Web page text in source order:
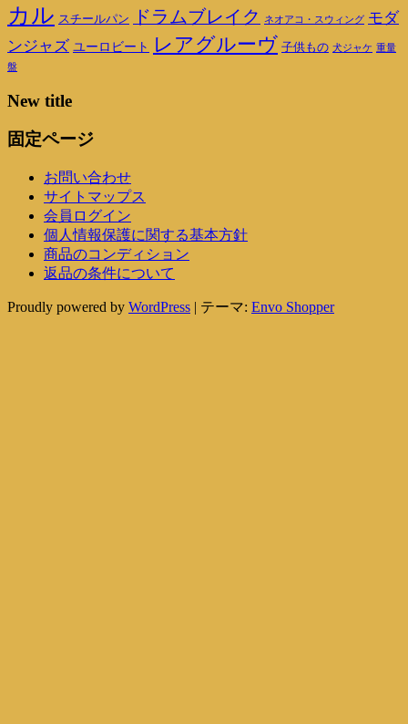
カル スチールパン ドラムブレイク ネオアコ・スウィング モダ
ンジャズ ユーロビート レアグルーヴ 子供もの 犬ジャケ 重量
盤
New title
固定ページ
お問い合わせ
サイトマップス
会員ログイン
個人情報保護に関する基本方針
商品のコンディション
返品の条件について
Proudly powered by WordPress | テーマ: Envo Shopper